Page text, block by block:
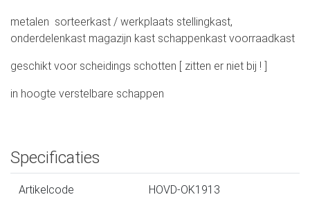
metalen sorteerkast / werkplaats stellingkast,
onderdelenkast magazijn kast schappenkast voorraadkast
geschikt voor scheidings schotten [ zitten er niet bij ! ]
in hoogte verstelbare schappen
Specificaties
Artikelcode HOVD-OK1913